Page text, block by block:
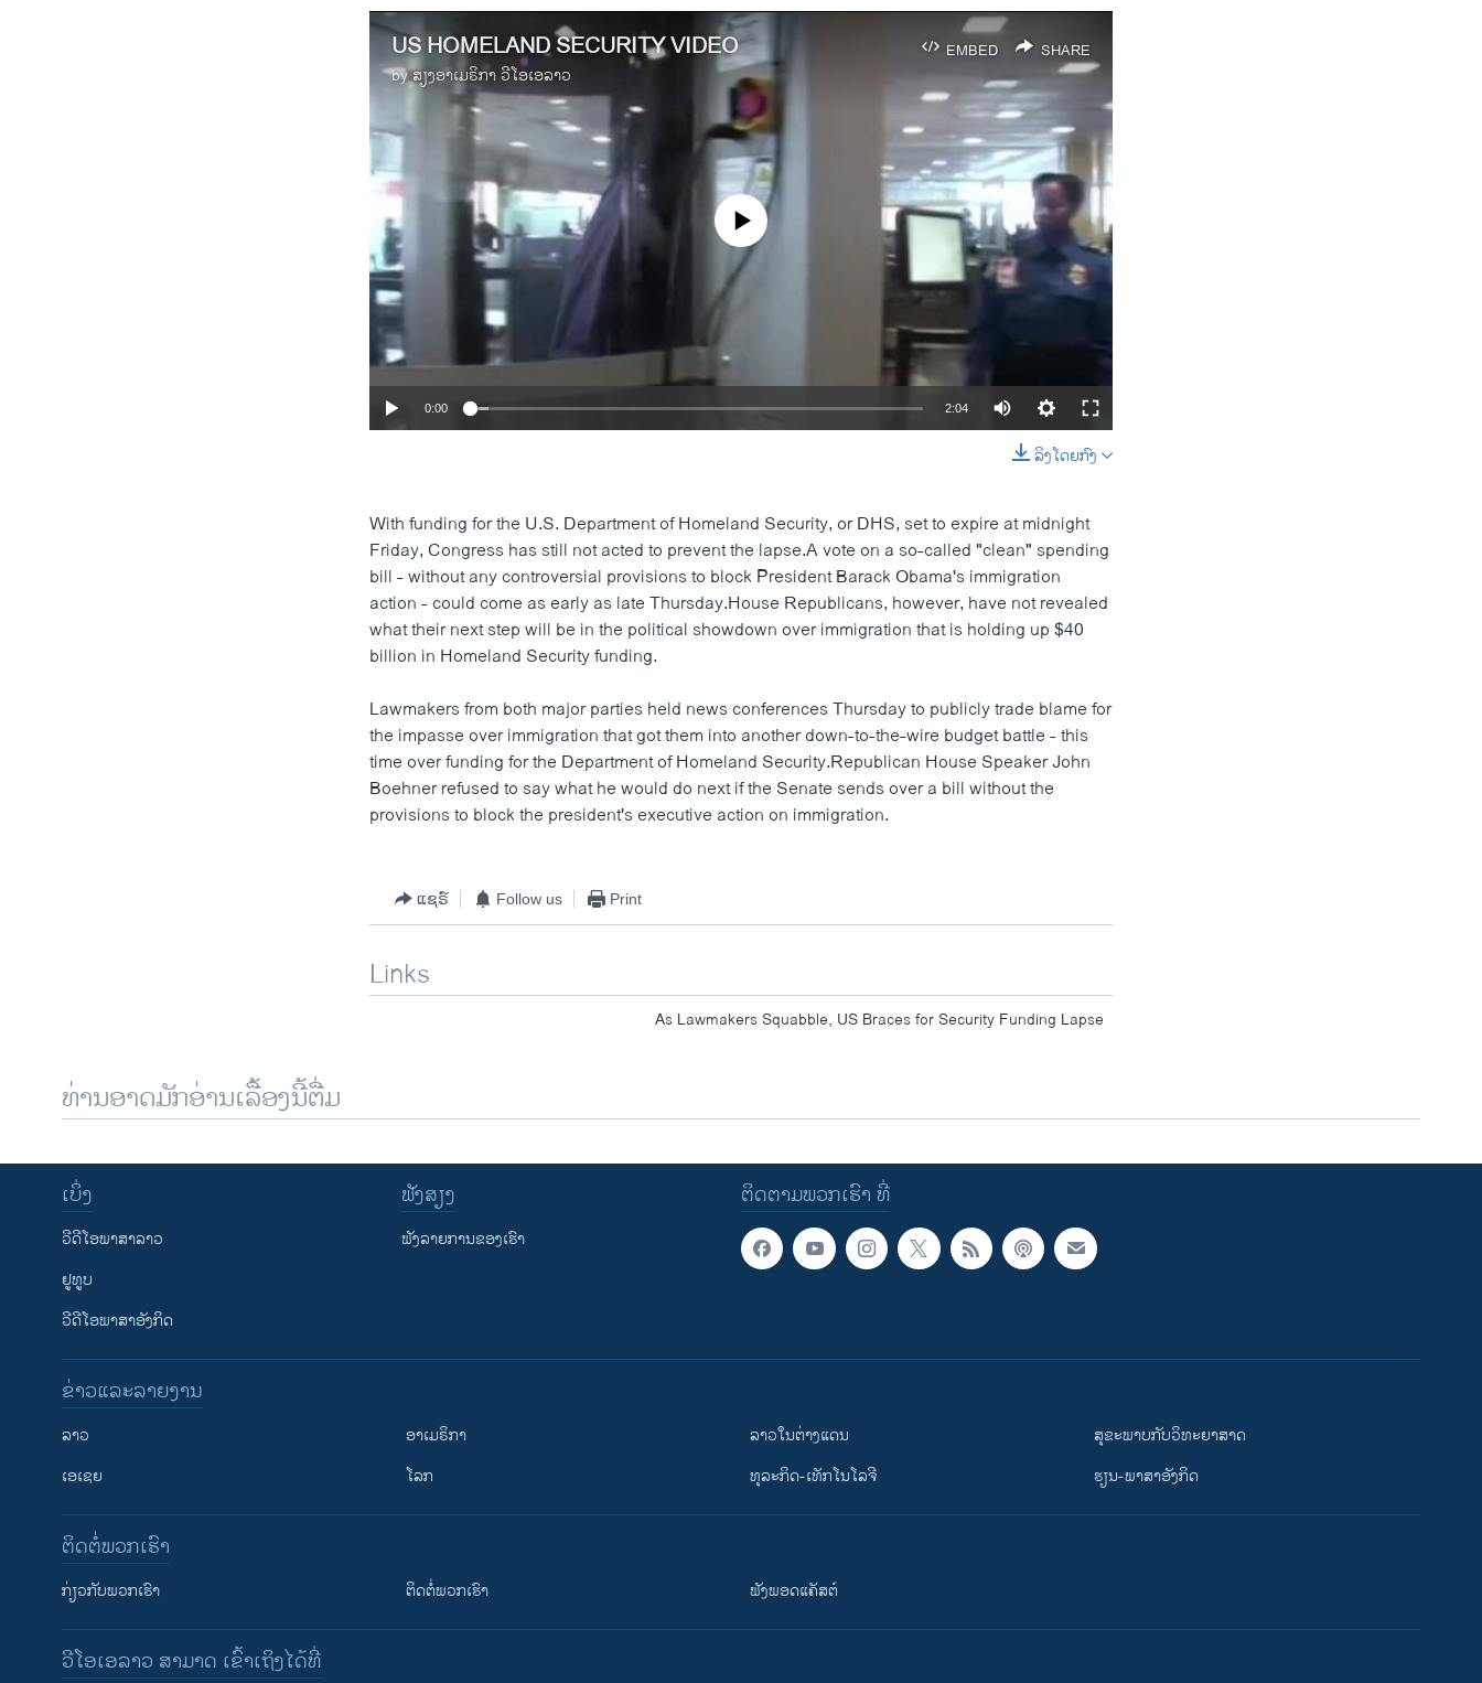
EMBED SHARE
US HOMELAND SECURITY VIDEO
byສຽງອາເມຣິກາ ວີໂອເອລາວ
SHARE
No media source currently available
0:00 2:04
ລິງໂດຍກົງ
With funding for the U.S. Department of Homeland Security, or DHS, set to expire at midnight
Friday, Congress has still not acted to prevent the lapse.A vote on a so-called "clean" spending
bill - without any controversial provisions to block President Barack Obama's immigration
action - could come as early as late Thursday.House Republicans, however, have not revealed
what their next step will be in the political showdown over immigration that is holding up $40
billion in Homeland Security funding.
Lawmakers from both major parties held news conferences Thursday to publicly trade blame for
the impasse over immigration that got them into another down-to-the-wire budget battle - this
time over funding for the Department of Homeland Security.Republican House Speaker John
Boehner refused to say what he would do next if the Senate sends over a bill without the
provisions to block the president's executive action on immigration.
ແຊຣ໌ Follow us Print
Links
As Lawmakers Squabble, US Braces for Security Funding Lapse
ທ່ານອາດມັກອ່ານເລື້ອງນີ້ຕື່ມ
ຕິດຕາມພວກເຮົາ ທີ່
ເບິ່ງ
ວີດີໂອພາສາລາວ
ຢູທູບ
ວີດີໂອພາສາອັງກິດ
ຟັງສຽງ
ຟັງລາຍການຂອງເຮົາ
ຂ່າວແລະລາຍງານ
ລາວ
ເອເຊຍ
ອາເມຣິກາ
ໂລກ
ລາວໃນຕ່າງແດນ
ທຸລະກິດ-ເທັກໂນໂລຈີ
ສຸຂະພາບກັບວິທະຍາສາດ
ຮຽນ-ພາສາອັງກິດ
ຕິດຕໍ່ພວກເຮົາ
ກ່ຽວກັບພວກເຮົາ ຕິດຕໍ່ພວກເຮົາ ຟັງພອດແຄັສຕ໌
ວີໂອເອລາວ ສາມາດ ເຂົ້າເຖິງໄດ້ທີ່